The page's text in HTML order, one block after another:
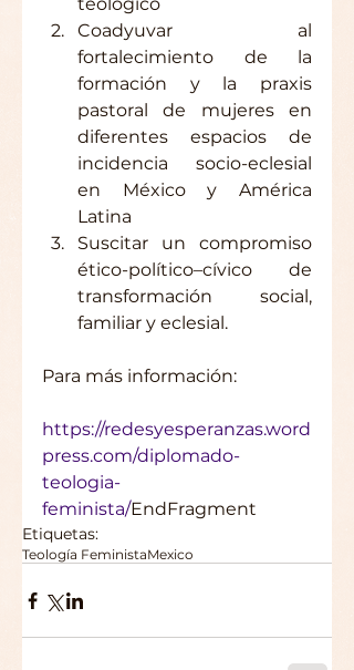
Coadyuvar al
fortalecimiento de la
formación y la praxis
pastoral de mujeres en
diferentes espacios de
incidencia socio-eclesial
en México y América
Latina
Suscitar un compromiso
ético-político–cívico de
transformación social,
familiar y eclesial.
Para más información:
https://redesyesperanzas.word
press.com/diplomado-
teologia-
feminista/EndFragment
Etiquetas:
Teología FeministaMexico